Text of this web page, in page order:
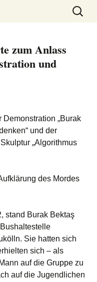
Suchen
nach:
zum Anlass
und
„Burak
und der
„Algorithmus
des Mordes
stand Burak Bektaş
Sie hatten sich
sich – als
auf die Gruppe zu
auf die Jugendlichen